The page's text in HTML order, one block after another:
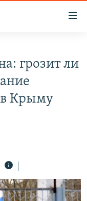
грозит ли
Крыму